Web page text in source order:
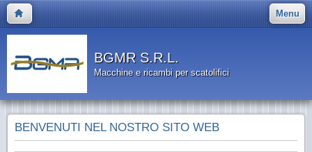
Menu
BGMR S.R.L.
Macchine e ricambi per scatolifici
BENVENUTI NEL NOSTRO SITO WEB